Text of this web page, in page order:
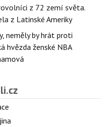
z 72 zemí světa.
z Latinské Ameriky
neměly by hrát proti
hvězda ženské NBA